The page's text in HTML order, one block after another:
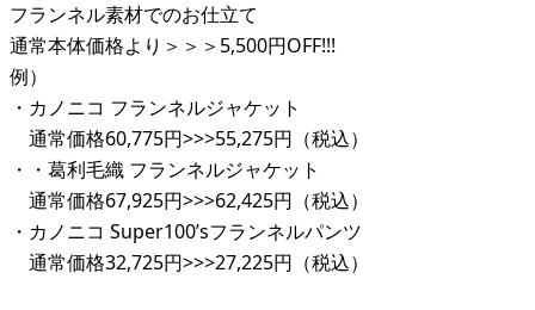
フランネル素材でのお仕立て
通常本体価格より＞＞＞5,500円OFF!!!
例）
・カノニコ フランネルジャケット
通常価格60,775円>>>55,275円（税込）
・・葛利毛織 フランネルジャケット
通常価格67,925円>>>62,425円（税込）
・カノニコ Super100’sフランネルパンツ
通常価格32,725円>>>27,225円（税込）